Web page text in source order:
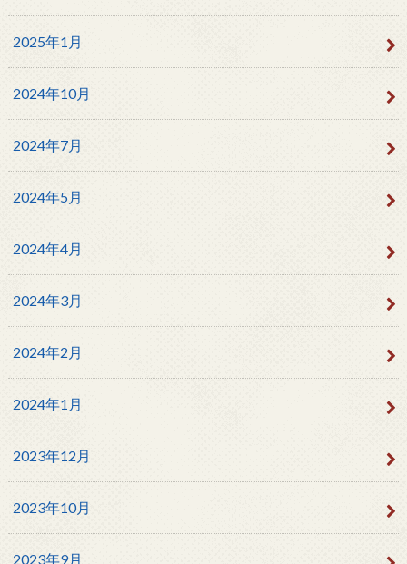
2025年1月
2024年10月
2024年7月
2024年5月
2024年4月
2024年3月
2024年2月
2024年1月
2023年12月
2023年10月
2023年9月